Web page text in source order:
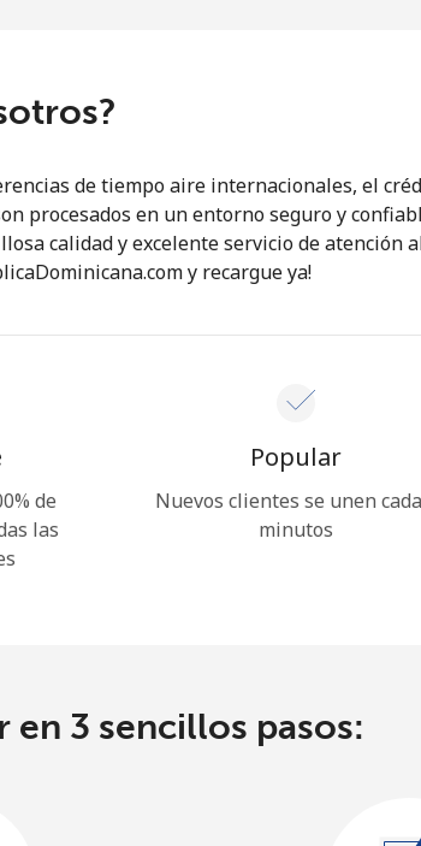
→
tu contraseña? →
de tiempo aire internacionales, el
procesados en un entorno seguro y
calidad y excelente servicio de atención
y recargue ya!
de
las
Popular
Nuevos clientes se unen
minutos
3 sencillos pasos: